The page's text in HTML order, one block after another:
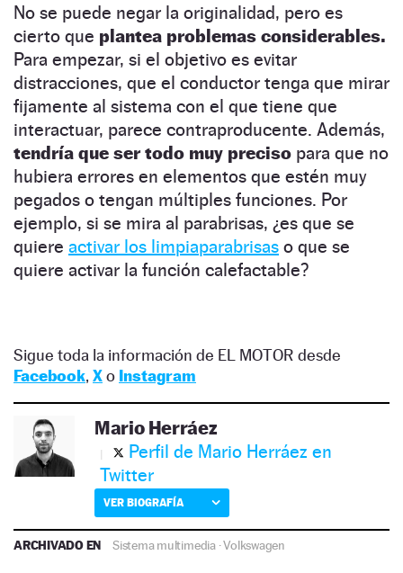
No se puede negar la originalidad, pero es
cierto que plantea problemas considerables.
Para empezar, si el objetivo es evitar
distracciones, que el conductor tenga que mirar
fijamente al sistema con el que tiene que
interactuar, parece contraproducente. Además,
tendría que ser todo muy preciso para que no
hubiera errores en elementos que estén muy
pegados o tengan múltiples funciones. Por
ejemplo, si se mira al parabrisas, ¿es que se
quiere activar los limpiaparabrisas o que se
quiere activar la función calefactable?
Sigue toda la información de EL MOTOR desde
Facebook, Xo Instagram
Mario Herráez
Perfil de Mario Herráez en
Twitter
VER BIOGRAFÍA
ARCHIVADO EN Sistema multimedia·Volkswagen